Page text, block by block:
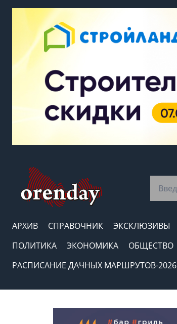
АРХИВ СПРАВОЧНИК ЭКСКЛЮЗИВЫ
ПОЛИТИКА
ЭКОНОМИКА ОБЩЕСТВО
РАСПИСАНИЕ ДАЧНЫХ МАРШРУТОВ-2026